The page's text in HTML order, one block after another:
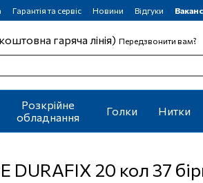
Гарантія та сервіс Новини Відгуки
гаряча лінія) Передзвонити вам?
Розкрійне
обладнання
Голки Нитки
DURAFIX 20 кол 37